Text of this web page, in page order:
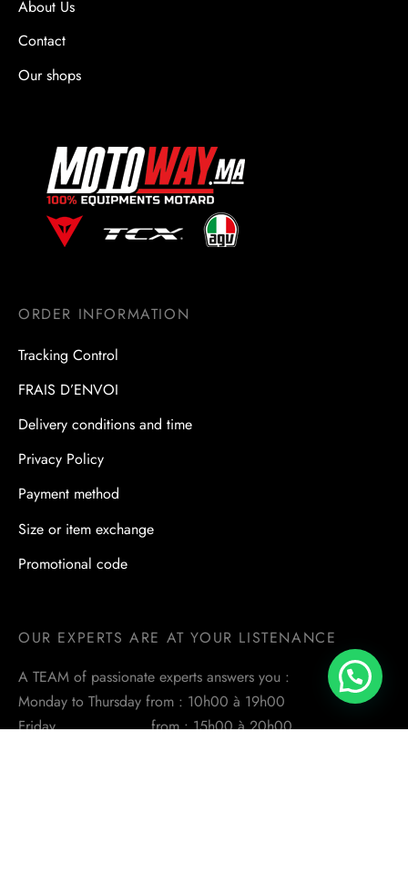
About Us
Contact
Our shops
ORDER INFORMATION
Tracking Control
FRAIS D’ENVOI
Delivery conditions and time
Privacy Policy
Payment method
Size or item exchange
Promotional code
OUR EXPERTS ARE AT YOUR LISTENANCE
A TEAM of passionate experts answers you :
Monday to Thursday from : 10h00 à 19h00
Friday from : 15h00 à 20h00